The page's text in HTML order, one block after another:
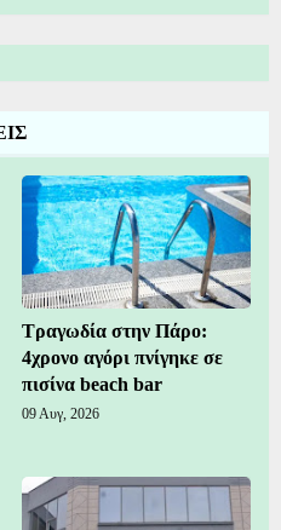
Τραγωδία στην Πάρο:
4χρονο αγόρι πνίγηκε σε
πισίνα beach bar
09 Αυγ, 2026